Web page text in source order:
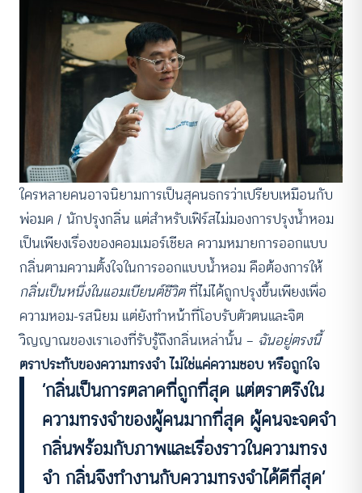
ใครหลายคนอาจนิยามการเป็นสุคนธกรว่าเปรียบเหมือนกับ
พ่อมด / นักปรุงกลิ่น แต่สำหรับเฟิร์สไม่มองการปรุงน้ำหอม
เป็นเพียงเรื่องของคอมเมอร์เชียล ความหมายการออกแบบ
กลิ่นตามความตั้งใจในการออกแบบน้ำหอม คือต้องการให้
กลิ่นเป็นหนึ่งในแอมเบียนต์ชีวิตที่ไม่ได้ถูกปรุงขึ้นเพียงเพื่อ
ความหอม-รสนิยม แต่ยังทำหน้าที่โอบรับตัวตนและจิต
วิญญาณของเราเองที่รับรู้ถึงกลิ่นเหล่านั้น — ฉันอยู่ตรงนี้
ตราประทับของความทรงจำ ไม่ใช่แค่ความชอบ หรือถูกใจ
‘กลิ่นเป็นการตลาดที่ถูกที่สุด แต่ตราตรึงใน
ความทรงจำของผู้คนมากที่สุด ผู้คนจะจดจำ
กลิ่นพร้อมกับภาพและเรื่องราวในความทรง
จำ กลิ่นจึงทำงานกับความทรงจำได้ดีที่สุด’